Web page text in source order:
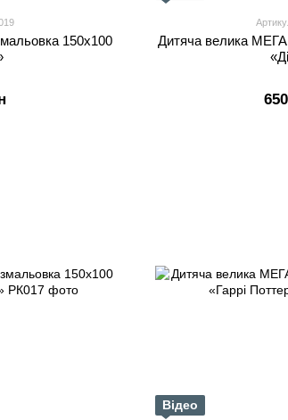
150х100
Дитяча велика
Відео